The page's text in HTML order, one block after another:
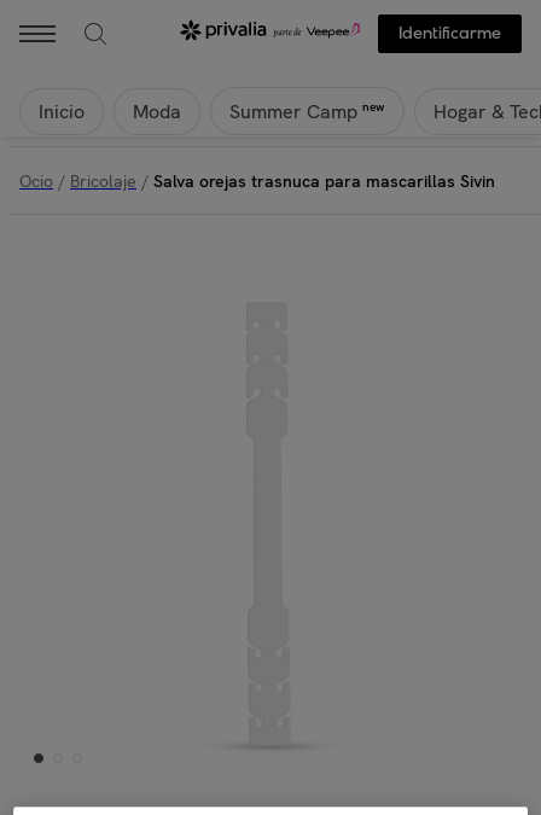
Identificarme
Inicio Moda Summer Camp new Hogar &
Ocio / Bricolaje / Salva orejas trasnuca para mascarillas Sivin